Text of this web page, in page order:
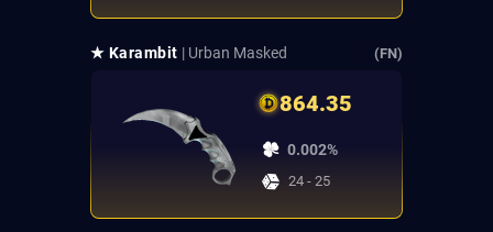
★ Karambit | Urban Masked (FN)
864.35
0.002%
24 - 25